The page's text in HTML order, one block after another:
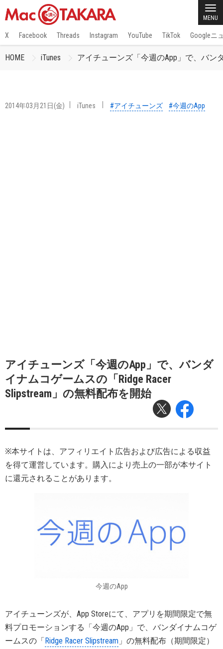
MENU
X Facebook Threads Instagram YouTube TikTok Googleニ
HOME iTunes アイチューンズ「今週のApp」で、バン
2014年03月21日(金) iTunes #アイチューンズ #今週のApp
アイチューンズ「今週のApp」で、バンダ
イナムコゲームスの「Ridge Racer
Slipstream」の無料配布を開始
※本サイトは、アフィリエイト広告および広告による収益
を得て運営しています。購入により売上の一部が本サイト
に還元されることがあります。
今週のApp
アイチューンズが、App Storeにて、アプリを期間限定で無
料プロモーションする「今週のApp」で、バンダイナムコゲ
ームスの「Ridge Racer Slipstream 」の無料配布（期間限定）